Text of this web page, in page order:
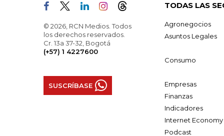
© 2026, RCN Medios. Todos
los derechos reservados.
Cr. 13a 37-32, Bogotá
(+57) 1 4227600
SUSCRÍBASE
TODAS LAS
Agronegocios
Asuntos Legales
Consumo
Empresas
Finanzas
Indicadores
Internet Economy
Podcast